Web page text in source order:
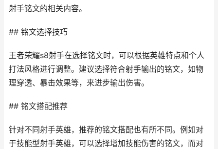
射手铭文的相关内容。
## 铭文选择技巧
王者荣耀s8射手在选择铭文时，可以根据英雄特点和个人
打法风格进行调整。建议选择符合射手输出的铭文，如物
理穿透、暴击效果等，来进步输出伤害。
## 铭文搭配推荐
针对不同射手英雄，推荐的铭文搭配也有所不同。例如对
于技能型射手英雄，可以选择增加技能伤害的铭文，而对